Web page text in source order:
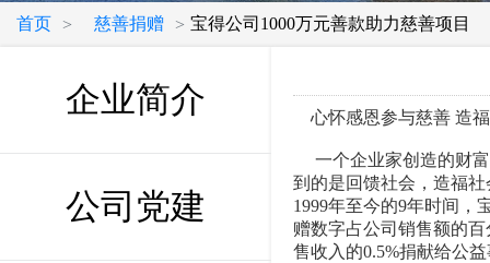
首页 > 慈善捐赠 > 宝得公司1000万元善款助力慈善项目
企业简介
公司党建
心怀感恩参与慈善 造
一个企业家创造的财富
到的是回馈社会，造福
1999年至今的9年时间，
赠数字占公司销售额的
售收入的0.5%捐献给公